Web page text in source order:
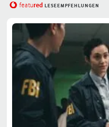
featured LESEEMPFEHLUNGEN